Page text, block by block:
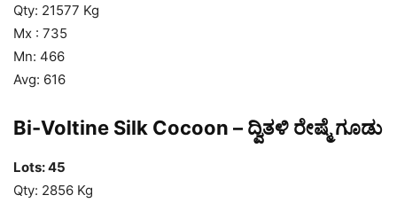
Qty: 21577 Kg
Mx : 735
Mn: 466
Avg: 616
Bi-Voltine Silk Cocoon – ದ್ವಿತಳಿ ರೇಷ್ಮೆ ಗೂಡು
Lots: 45
Qty: 2856 Kg